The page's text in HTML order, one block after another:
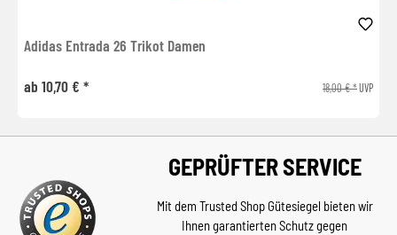
Adidas Entrada 26 Trikot Damen
ab 10,70 € * 18,00 € *UVP
GEPRÜFTER SERVICE
Mit dem Trusted Shop Gütesiegel bieten wir
Ihnen garantierten Schutz gegen